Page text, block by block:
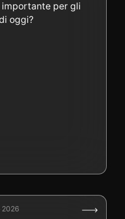
per gli
oggi?
2026